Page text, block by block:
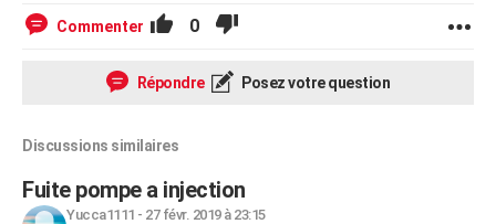
Commenter 0
Répondre Posez votre question
Discussions similaires
Fuite pompe a injection
Yucca1111 - 27 févr. 2019 à 23:15